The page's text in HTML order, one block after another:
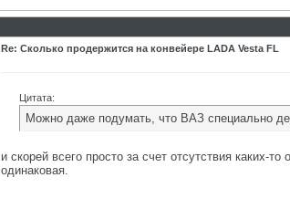
Re: Сколько продержится на конвейере LADA Vesta FL
Цитата:
Можно даже подумать, что ВАЗ специально
и скорей всего просто за счет отсутствия каких-
одинаковая.